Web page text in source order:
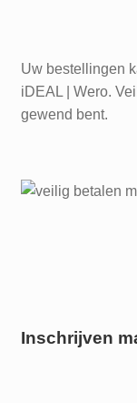
Uw bestellingen
iDEAL | Wero.
gewend bent.
Inschrijven